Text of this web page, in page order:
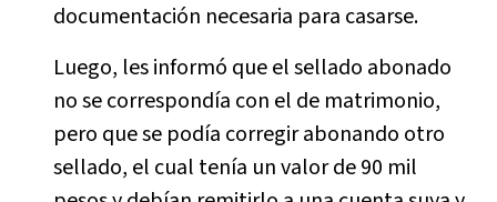
documentación necesaria para casarse.
Luego, les informó que el sellado abonado
no se correspondía con el de matrimonio,
pero que se podía corregir abonando otro
sellado, el cual tenía un valor de 90 mil